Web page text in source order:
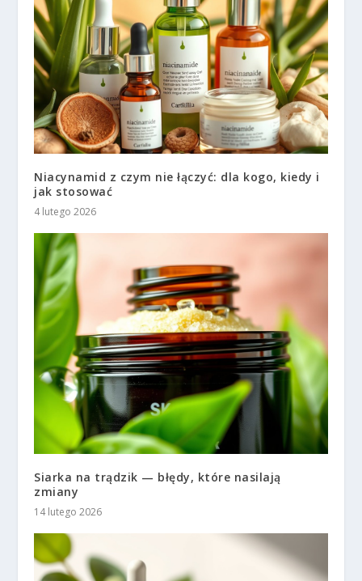
Niacynamid z czym nie łączyć: dla kogo, kiedy i
jak stosować
4 lutego 2026
Siarka na trądzik — błędy, które nasilają
zmiany
14 lutego 2026